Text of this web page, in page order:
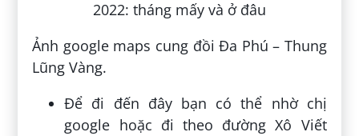
Ảnh google maps cung đồi Đa Phú – Thung
Lũng Vàng.
Để đi đến đây bạn có thể nhờ chị
google hoặc đi theo đường Xô Viết